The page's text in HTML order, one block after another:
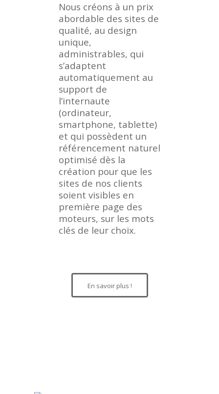
Nous créons à un prix
abordable des sites de
qualité, au design
unique,
administrables, qui
s’adaptent
automatiquement au
support de
l’internaute
(ordinateur,
smartphone, tablette)
et qui possèdent un
référencement naturel
optimisé dès la
création pour que les
sites de nos clients
soient visibles en
première page des
moteurs, sur les mots
clés de leur choix.
En savoir plus !